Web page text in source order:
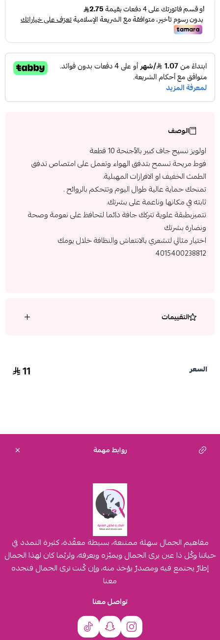
الوصف
اولويز نسيج جاف كبير بالأجنحة 10 قطعة
فوط مريحة تسمح بتدفق الهواء وتعمل على امتصاص تدفق
الطمث الخفيف او الافرازات المهبلية.
تمنحك حماية عالية طوال اليوم وتتحكم بالروائح .
ثابته في مكانها وناعمة على بشرتك.
تتميزبطبقة علوية تتركك جافة دائما لتحافظ على نعومة وصحة
ونضارة بشرتك
اختيار مثالي لتشعري بالانتعاش والنظافة خلال يومك
4015400238812
التقييمات
السعر 11
روابط مهمة
مفاهيم الجمال سهلة ممتنعة، بسيطة معقّدة، كثيرة التمدد في
حياتنا وكُل ذا عين يرى الجمال ويميّزه ويعرفه، ولربّما كان لهذا الجمال
إطارٌ يجتمع فيه ومصدرٌ يؤخذ منه، وإن كُنت ترى الجمال فتجده
معنا
تواصل معنا